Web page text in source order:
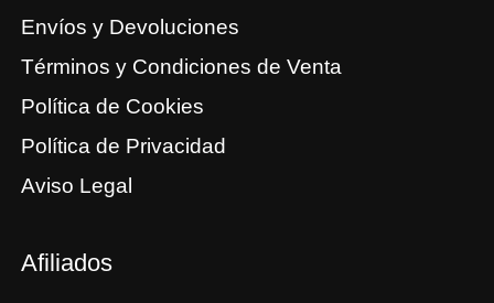
Envíos y Devoluciones
Términos y Condiciones de Venta
Política de Cookies
Política de Privacidad
Aviso Legal
Afiliados